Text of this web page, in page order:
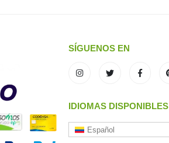
SÍGUENOS EN
IDIOMAS DISPONIBLES
Español